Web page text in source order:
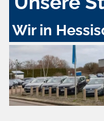
Wir in